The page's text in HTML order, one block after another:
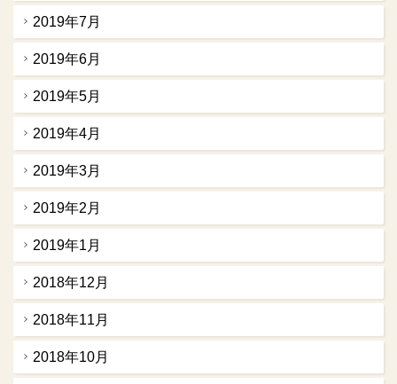
2019年7月
2019年6月
2019年5月
2019年4月
2019年3月
2019年2月
2019年1月
2018年12月
2018年11月
2018年10月